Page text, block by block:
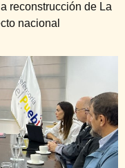
reconstrucción de La
nacional